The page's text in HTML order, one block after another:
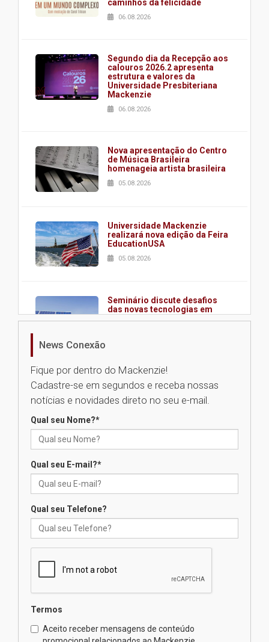
caminhos da felicidade
06.08.2026
Segundo dia da Recepção aos
calouros 2026.2 apresenta
estrutura e valores da
Universidade Presbiteriana
Mackenzie
06.08.2026
Nova apresentação do Centro
de Música Brasileira
homenageia artista brasileira
05.08.2026
Universidade Mackenzie
realizará nova edição da Feira
EducationUSA
05.08.2026
Seminário discute desafios
das novas tecnologias em
sistemas solares residenciais
Mackenzie recepciona os
calouros do segundo semestre
de 2026
Como o Colégio Mackenzie
04.08.2026
Como os pais podem investir
04.08.2026
docentes para debater
inovação e desafios da
News Conexão
Fique por dentro do Mackenzie!
Cadastre-se em segundos e receba nossas
notícias e novidades direto no seu e-mail.
Qual seu Nome?*
Qual seu E-mail?*
Qual seu Telefone?
Termos
Aceito receber mensagens de conteúdo